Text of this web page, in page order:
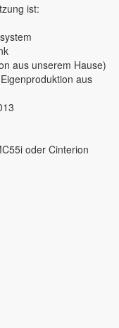
ist:
aus unserem Hause)
aus
oder Cinterion